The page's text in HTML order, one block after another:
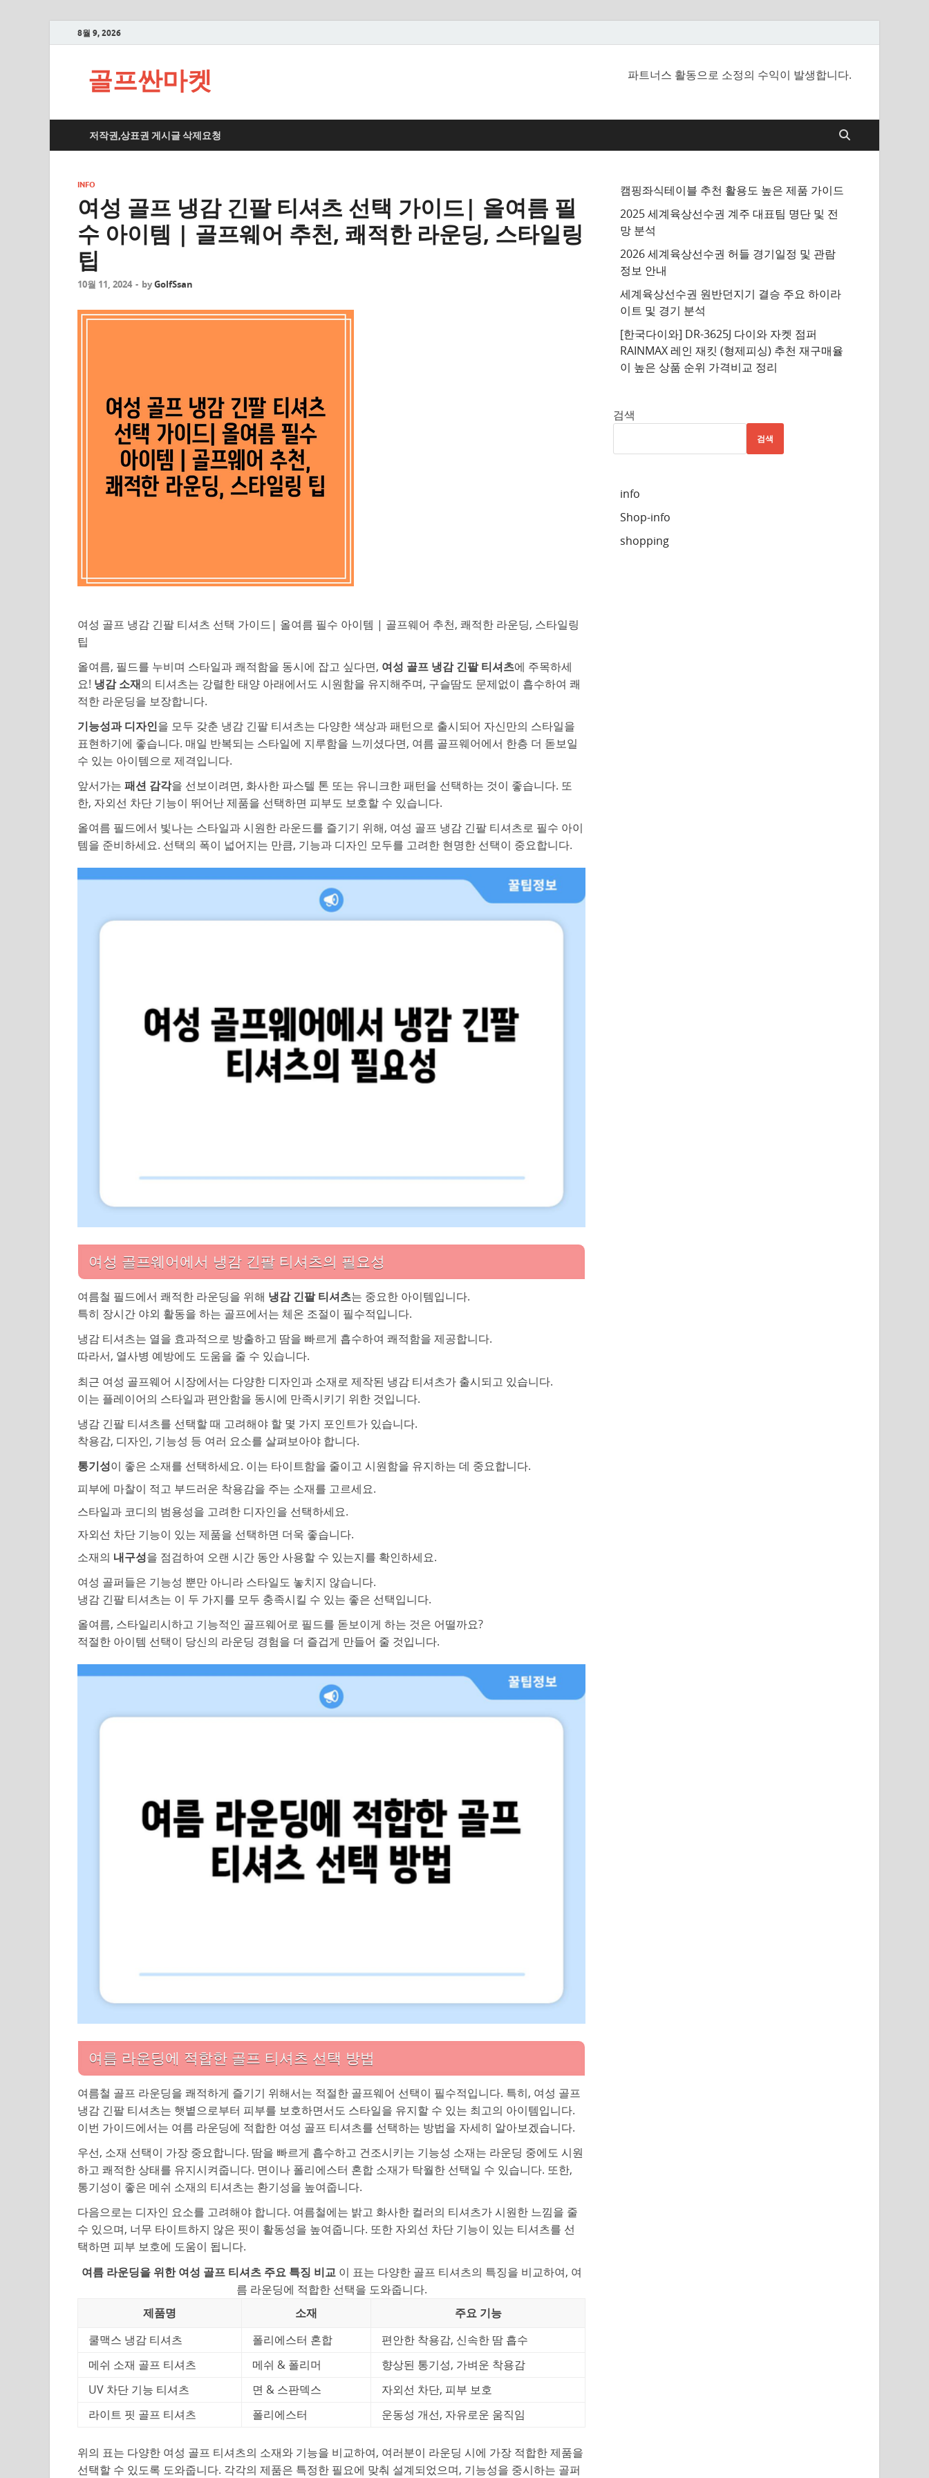
8월 9, 2026
골프싼마켓 파트너스 활동으로 소정의 수익이 발생합니다.
저작권,상표권 게시글 삭제요청
INFO
여성 골프 냉감 긴팔 티셔츠 선택 가이드| 올여름 필
수 아이템 | 골프웨어 추천, 쾌적한 라운딩, 스타일링
팁
10월 11, 2024 - byGolfSsan
여성 골프 냉감 긴팔 티셔츠 선택 가이드| 올여름 필수 아이템 | 골프웨어 추천, 쾌적한 라운딩, 스타일링
팁
올여름, 필드를 누비며 스타일과 쾌적함을 동시에 잡고 싶다면, 여성 골프 냉감 긴팔 티셔츠에 주목하세
요! 냉감 소재의 티셔츠는 강렬한 태양 아래에서도 시원함을 유지해주며, 구슬땀도 문제없이 흡수하여 쾌
적한 라운딩을 보장합니다.
기능성과 디자인을 모두 갖춘 냉감 긴팔 티셔츠는 다양한 색상과 패턴으로 출시되어 자신만의 스타일을
표현하기에 좋습니다. 매일 반복되는 스타일에 지루함을 느끼셨다면, 여름 골프웨어에서 한층 더 돋보일
수 있는 아이템으로 제격입니다.
앞서가는 패션 감각을 선보이려면, 화사한 파스텔 톤 또는 유니크한 패턴을 선택하는 것이 좋습니다. 또
한, 자외선 차단 기능이 뛰어난 제품을 선택하면 피부도 보호할 수 있습니다.
올여름 필드에서 빛나는 스타일과 시원한 라운드를 즐기기 위해, 여성 골프 냉감 긴팔 티셔츠로 필수 아이
템을 준비하세요. 선택의 폭이 넓어지는 만큼, 기능과 디자인 모두를 고려한 현명한 선택이 중요합니다.
여성 골프웨어에서 냉감 긴팔 티셔츠의 필요성
여름철 필드에서 쾌적한 라운딩을 위해 냉감 긴팔 티셔츠는 중요한 아이템입니다.
특히 장시간 야외 활동을 하는 골프에서는 체온 조절이 필수적입니다.
냉감 티셔츠는 열을 효과적으로 방출하고 땀을 빠르게 흡수하여 쾌적함을 제공합니다.
따라서, 열사병 예방에도 도움을 줄 수 있습니다.
최근 여성 골프웨어 시장에서는 다양한 디자인과 소재로 제작된 냉감 티셔츠가 출시되고 있습니다.
이는 플레이어의 스타일과 편안함을 동시에 만족시키기 위한 것입니다.
냉감 긴팔 티셔츠를 선택할 때 고려해야 할 몇 가지 포인트가 있습니다.
착용감, 디자인, 기능성 등 여러 요소를 살펴보아야 합니다.
통기성이 좋은 소재를 선택하세요. 이는 타이트함을 줄이고 시원함을 유지하는 데 중요합니다.
피부에 마찰이 적고 부드러운 착용감을 주는 소재를 고르세요.
스타일과 코디의 범용성을 고려한 디자인을 선택하세요.
자외선 차단 기능이 있는 제품을 선택하면 더욱 좋습니다.
소재의 내구성을 점검하여 오랜 시간 동안 사용할 수 있는지를 확인하세요.
여성 골퍼들은 기능성 뿐만 아니라 스타일도 놓치지 않습니다.
냉감 긴팔 티셔츠는 이 두 가지를 모두 충족시킬 수 있는 좋은 선택입니다.
올여름, 스타일리시하고 기능적인 골프웨어로 필드를 돋보이게 하는 것은 어떨까요?
적절한 아이템 선택이 당신의 라운딩 경험을 더 즐겁게 만들어 줄 것입니다.
여름 라운딩에 적합한 골프 티셔츠 선택 방법
여름철 골프 라운딩을 쾌적하게 즐기기 위해서는 적절한 골프웨어 선택이 필수적입니다. 특히, 여성 골프
냉감 긴팔 티셔츠는 햇볕으로부터 피부를 보호하면서도 스타일을 유지할 수 있는 최고의 아이템입니다.
이번 가이드에서는 여름 라운딩에 적합한 여성 골프 티셔츠를 선택하는 방법을 자세히 알아보겠습니다.
우선, 소재 선택이 가장 중요합니다. 땀을 빠르게 흡수하고 건조시키는 기능성 소재는 라운딩 중에도 시원
하고 쾌적한 상태를 유지시켜줍니다. 면이나 폴리에스터 혼합 소재가 탁월한 선택일 수 있습니다. 또한,
통기성이 좋은 메쉬 소재의 티셔츠는 환기성을 높여줍니다.
다음으로는 디자인 요소를 고려해야 합니다. 여름철에는 밝고 화사한 컬러의 티셔츠가 시원한 느낌을 줄
수 있으며, 너무 타이트하지 않은 핏이 활동성을 높여줍니다. 또한 자외선 차단 기능이 있는 티셔츠를 선
택하면 피부 보호에 도움이 됩니다.
여름 라운딩을 위한 여성 골프 티셔츠 주요 특징 비교이 표는 다양한 골프 티셔츠의 특징을 비교하여, 여
름 라운딩에 적합한 선택을 도와줍니다.
제품명
소재
주요 기능
쿨맥스 냉감 티셔츠
폴리에스터 혼합
편안한 착용감, 신속한 땀 흡수
메쉬 소재 골프 티셔츠
메쉬 & 폴리머
향상된 통기성, 가벼운 착용감
UV 차단 기능 티셔츠
면 & 스판덱스
자외선 차단, 피부 보호
라이트 핏 골프 티셔츠
폴리에스터 운동성 개선, 자유로운 움직임
위의 표는 다양한 여성 골프 티셔츠의 소재와 기능을 비교하여, 여러분이 라운딩 시에 가장 적합한 제품을
선택할 수 있도록 도와줍니다. 각각의 제품은 특정한 필요에 맞춰 설계되었으며, 기능성을 중시하는 골퍼
캠핑좌식테이블 추천 활용도 높은 제품 가이드
2025 세계육상선수권 계주 대표팀 명단 및 전
망 분석
2026 세계육상선수권 허들 경기일정 및 관람
정보 안내
세계육상선수권 원반던지기 결승 주요 하이라
이트 및 경기 분석
[한국다이와] DR-3625J 다이와 자켓 점퍼
RAINMAX 레인 재킷 (형제피싱) 추천 재구매율
이 높은 상품 순위 가격비교 정리
검색
검색
info
Shop-info
shopping